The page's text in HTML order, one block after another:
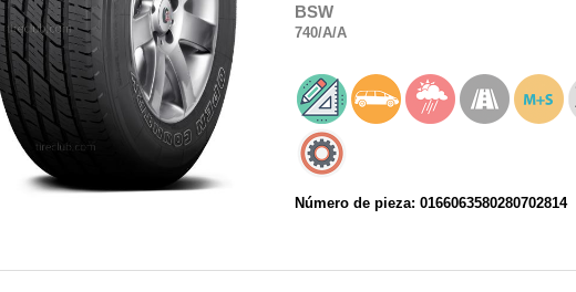
BSW
740/A/A
Número de pieza: 0166063580280702814